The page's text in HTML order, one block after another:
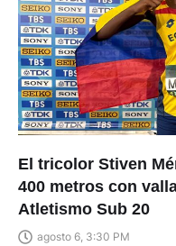
El tricolor Stiven
400 metros con
Atletismo Sub 20
agosto 6, 3:30 PM